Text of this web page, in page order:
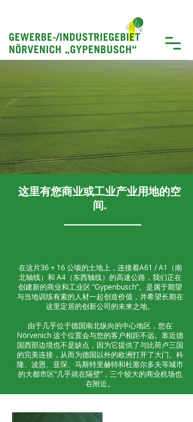
这里有您商业或工业产业用地的空
间.
在这片36 + 16 公顷的土地上，连接着A61 / A1（南
北轴线）和 A4（东西轴线）的高速公路，我们正在
创建新的商业和工业区 “Gypenbusch”。是属于期望
与当地训练有素的人材一起创造价值，并希望长期在
这里定居的创新公司的未来之地。
由于几乎位于德国南北纵向的中心地区，您在
Nörvenich 这个位置会与您的客户相距不远。靠近德
国西部边境也不是缺点，因为它提供了与比荷卢三国
的完美连接，从而为德国以外的欧洲打开了大门。科
隆、波恩、亚琛、马斯特里赫特和杜塞尔多夫等城市
的大都市区“几乎就在隔壁”，三个较大的商业机场也
在附近。